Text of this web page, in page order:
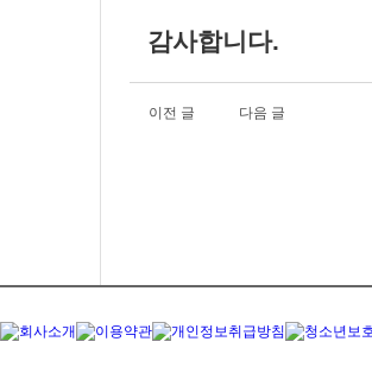
감사합니다.
이전 글 다음 글